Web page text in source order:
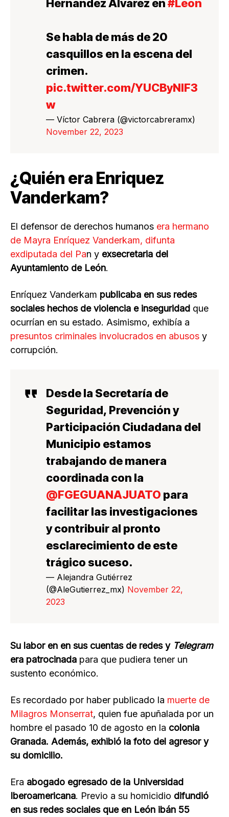
Hernández Álvarez en#León
Se habla de más de 20
casquillos en la escena del
crimen.
pic.twitter.com/YUCByNlF3
w
— Víctor Cabrera (@victorcabreramx)
November 22, 2023
¿Quién era Enriquez
Vanderkam?
El defensor de derechos humanos era hermano
de Mayra Enríquez Vanderkam, difunta
exdiputada del Pan y exsecretaria del
Ayuntamiento de León.
Enríquez Vanderkam publicaba en sus redes
sociales hechos de violencia e inseguridad que
ocurrían en su estado. Asimismo, exhibía a
presuntos criminales involucrados en abusos y
corrupción.
Desde la Secretaría de
Seguridad, Prevención y
Participación Ciudadana del
Municipio estamos
trabajando de manera
coordinada con la
@FGEGUANAJUATO para
facilitar las investigaciones
y contribuir al pronto
esclarecimiento de este
trágico suceso.
— Alejandra Gutiérrez
(@AleGutierrez_mx) November 22,
2023
Su labor en en sus cuentas de redes yTelegram
era patrocinada para que pudiera tener un
sustento económico.
Es recordado por haber publicado la muerte de
Milagros Monserrat, quien fue apuñalada por un
hombre el pasado 10 de agosto en la colonia
Granada. Además, exhibió la foto del agresor y
su domicilio.
Era abogado egresado de la Universidad
Iberoamericana. Previo a su homicidio difundió
en sus redes sociales que en León ibán 55